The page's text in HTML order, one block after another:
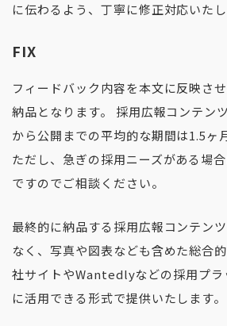
に伝わるよう、丁寧に修正対応いたし
FIX
フィードバック内容を本文に反映さ
納品となります。 採用広報コンテン
から公開までの平均的な期間は1.5ヶ
ただし、急ぎの採用ニーズがある場
ですのでご相談ください。
最終的に納品する採用広報コンテン
なく、写真や図表なども含めた総合
社サイトやWantedlyなどの採用プラ
に活用できる形式で提供いたします。